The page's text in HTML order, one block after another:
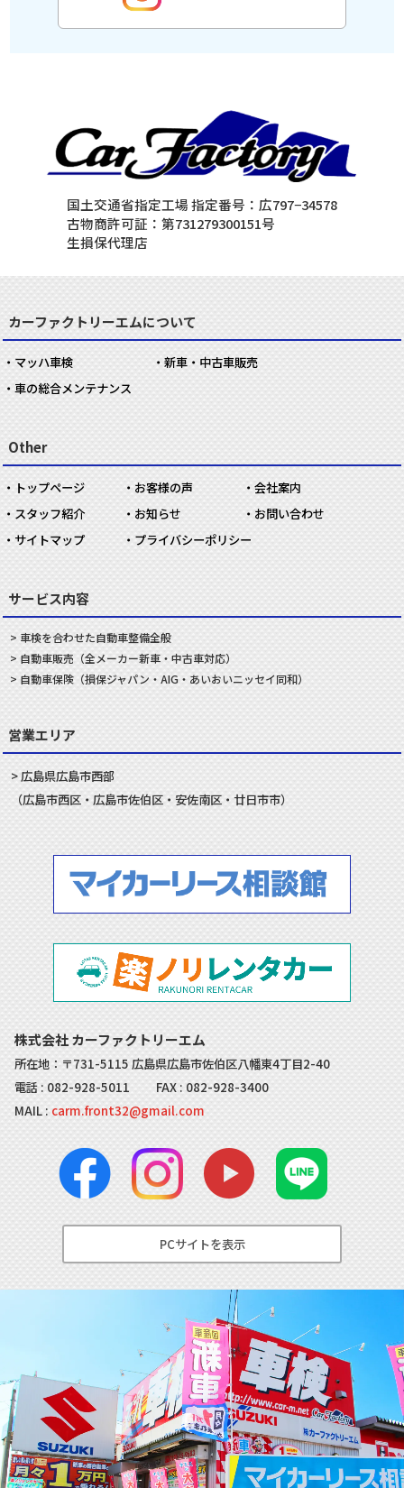
国土交通省指定工場 指定番号：広797−34578
古物商許可証：第731279300151号
生損保代理店
カーファクトリーエムについて
マッハ車検
新車・中古車販売
車の総合メンテナンス
Other
トップページ お客様の声
会社案内
スタッフ紹介
お知らせ
お問い合わせ
サイトマップ
プライバシーポリシー
サービス内容
車検を合わせた自動車整備全般
自動車販売 （全メーカー新車・中古車対応）
自動車保険（損保ジャパン・AIG・あいおいニッセイ同和）
営業エリア
広島県広島市西部
（広島市西区・ 広島市佐伯区・ 安佐南区・ 廿日市市）
株式会社 カーファクトリーエム
所在地：〒731-5115 広島県広島市佐伯区八幡東4丁目2-40
電話 : 082-928-5011 FAX : 082-928-3400
MAIL : carm.front32@gmail.com
PCサイトを表示